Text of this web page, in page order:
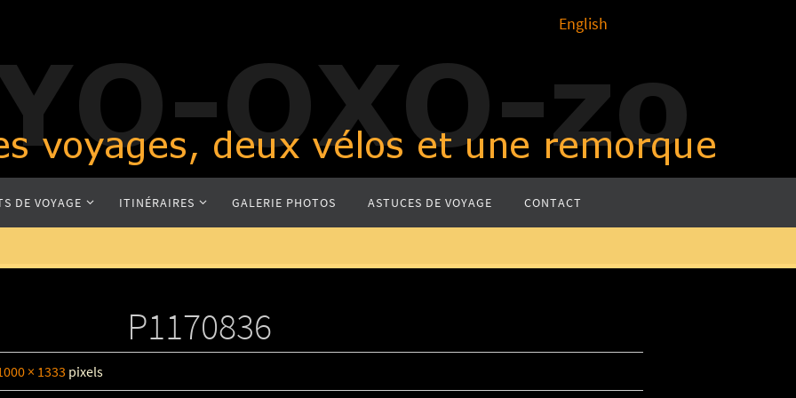
English
DE VOYAGE ITINÉRAIRES GALERIE PHOTOS ASTUCES DE VOYAGE CONTACT
P1170836
× 1333 pixels